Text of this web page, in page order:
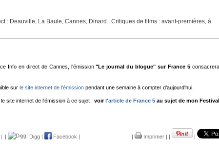
: Deauville, La Baule, Cannes, Dinard...Critiques de films : avant-premières, à
Info en direct de Cannes, l'émission"Le journal du blogue" sur France 5consacrera
surle site internet de l'émission pendant une semaine à compter d'aujourd'hui.
site internet de l'émission à ce sujet :voirl'article de France 5 au sujet de mon
| | Digg | Facebook | | Imprimer | | |